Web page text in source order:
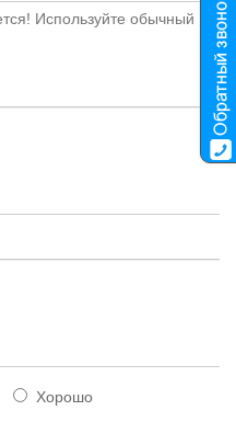
Используйте обычный
Хорошо